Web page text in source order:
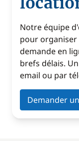
Notre équipe
pour organiser
demande en
brefs délais.
email ou par
Demander